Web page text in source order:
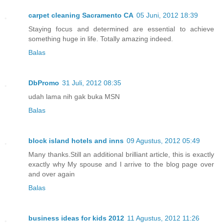
carpet cleaning Sacramento CA 05 Juni, 2012 18:39
Staying focus and determined are essential to achieve
something huge in life. Totally amazing indeed.
Balas
DbPromo 31 Juli, 2012 08:35
udah lama nih gak buka MSN
Balas
block island hotels and inns 09 Agustus, 2012 05:49
Many thanks.Still an additional brilliant article, this is exactly
exactly why My spouse and I arrive to the blog page over
and over again
Balas
business ideas for kids 2012 11 Agustus, 2012 11:26